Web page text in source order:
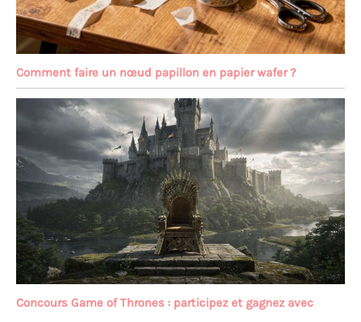
Comment faire un nœud papillon en papier wafer ?
Concours Game of Thrones : participez et gagnez avec